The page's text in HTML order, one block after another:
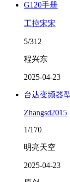
G120手册
工控宋宋
5/312
程兴东
2025-04-23
台达变频器
Zhangsd2015
1/170
明亮天空
2025-04-23